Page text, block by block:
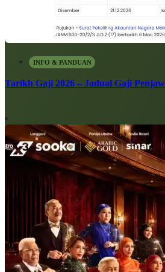
INFO & PANDUAN
Tarikh Gaji 2026 – Jadual Gaji